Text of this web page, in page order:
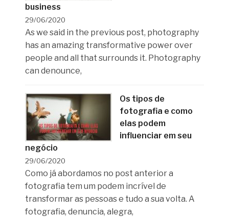
business
29/06/2020
As we said in the previous post, photography
has an amazing transformative power over
people and all that surrounds it. Photography
can denounce,
Os tipos de
fotografia e como
elas podem
influenciar em seu
negócio
29/06/2020
Como já abordamos no post anterior a
fotografia tem um podem incrível de
transformar as pessoas e tudo a sua volta. A
fotografia, denuncia, alegra,